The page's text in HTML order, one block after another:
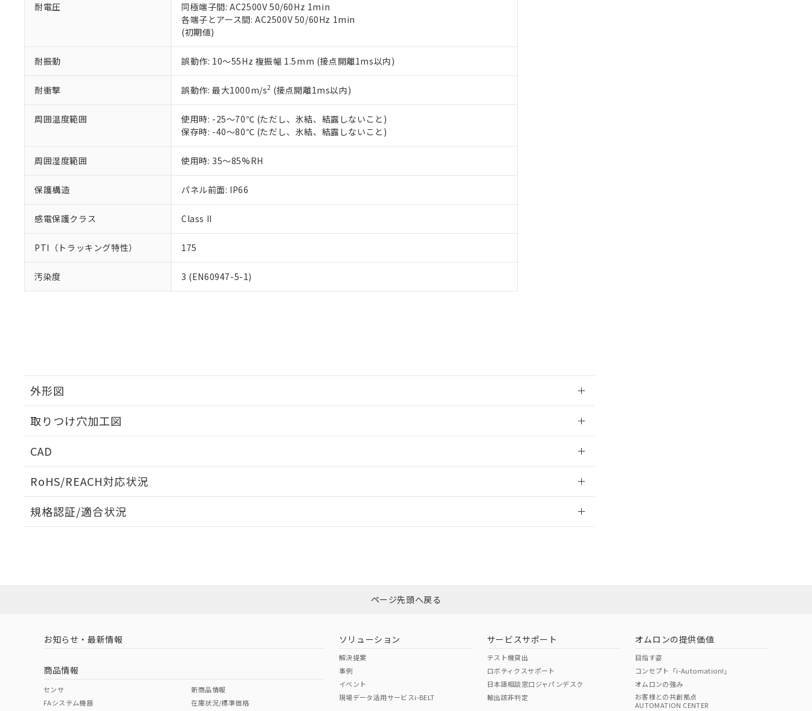
耐電圧
同極端子間: AC2500V 50/60Hz 1min
各端子とアース間: AC2500V 50/60Hz 1min
(初期値)
耐振動 誤動作: 10～55Hz 複振幅 1.5mm (接点開離1ms以内)
耐衝撃 誤動作: 最大1000m/s2 (接点開離1ms以内)
周囲温度範囲
使用時: -25～70℃ (ただし、氷結、結露しないこと)
保存時: -40～80℃ (ただし、氷結、結露しないこと)
周囲湿度範囲 使用時: 35～85%RH
保護構造 パネル前面: IP66
感電保護クラス Class II
PTI（トラッキング特性） 175
汚染度 3 (EN60947-5-1)
外形図
取りつけ穴加工図
CAD
RoHS/REACH対応状況
EU RoHS 注意事項・凡例
ダウンロードはこちら
中国 RoHS 注意事項・凡例
中国 RoHS表
規格認証/適合状況
さい。
※当社の共同利用者とは、"個人情報の共同利用に関して"
下記の非含有証明書をダウンロードすることができます。
EU RoHS指令（10物質）の非含有証明書
51物質の非含有証明書（当社基準）
※本証明書は発行日時点で非含有を証明するもので、過去に遡って非含有を証明するものではありません。
また、RoHS指令のフタル酸エステル類４物質の対応では、対応完了までの期間は出荷製品に未対応品が
混在することから備考欄に対応日を記載しておりました。
り割愛しております。
ページ先頭へ戻る
お知らせ・最新情報
商品情報
センサ
FAシステム機器
新商品情報
在庫状況/標準価格
ソリューション
解決提案
事例
イベント
現場データ活用サービスi-BELT
サービスサポート
テスト機貸出
ロボティクスサポート
日本語相談窓口ジャパンデスク
輸出該非判定
オムロンの提供価値
目指す姿
コンセプト「i-Automation!」
オムロンの強み
お客様との共創拠点
AUTOMATION CENTER